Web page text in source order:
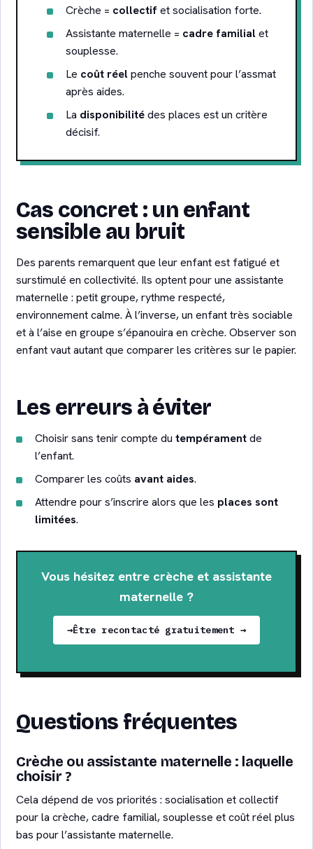
Crèche = collectifet socialisation forte.
Assistante maternelle = cadre familialet
souplesse.
Le coût réelpenche souvent pour l’assmat
après aides.
La disponibilitédes places est un critère
décisif.
Cas concret : un enfant
sensible au bruit
Des parents remarquent que leur enfant est fatigué et
surstimulé en collectivité. Ils optent pour une assistante
maternelle : petit groupe, rythme respecté,
environnement calme. À l’inverse, un enfant très sociable
et à l’aise en groupe s’épanouira en crèche. Observer son
enfant vaut autant que comparer les critères sur le papier.
Les erreurs à éviter
Choisir sans tenir compte dutempéramentde
l’enfant.
Comparer les coûts avant aides.
Attendre pour s’inscrire alors que les places sont
limitées.
Vous hésitez entre crèche et assistante
maternelle ?
Être recontacté gratuitement →
Questions fréquentes
Crèche ou assistante maternelle : laquelle
choisir ?
Cela dépend de vos priorités : socialisation et collectif
pour la crèche, cadre familial, souplesse et coût réel plus
bas pour l’assistante maternelle.